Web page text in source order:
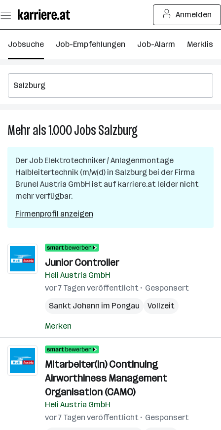
Seiteninhalt
springen
Anmelden
Jobsuche Job-Empfehlungen Job-Alarm Merkliste
Mehr als 1.000JobsSalzburgMehr
als
Jobs
in
Salzburg
Der Job Elektrotechniker / Anlagenmontage
Halbleitertechnik (m/w/d) in Salzburg bei der Firma
Brunel Austria GmbH ist auf karriere.at leider nicht
mehr verfügbar.
Firmenprofil anzeigen
Junior Controller
Heli Austria GmbH
vor 7 Tagen veröffentlicht
Gesponsert
Sankt Johann im Pongau
Vollzeit
Merken
Mitarbeiter(in) Continuing
Airworthiness Management
Organisation (CAMO)
Heli Austria GmbH
vor 7 Tagen veröffentlicht
Gesponsert